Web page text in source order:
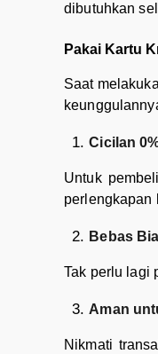
dibutuhkan
Pakai Kartu
Saat
Cicilan
Untuk
perlengkapan
Bebas
Tak perlu lagi
Aman
Nikmati